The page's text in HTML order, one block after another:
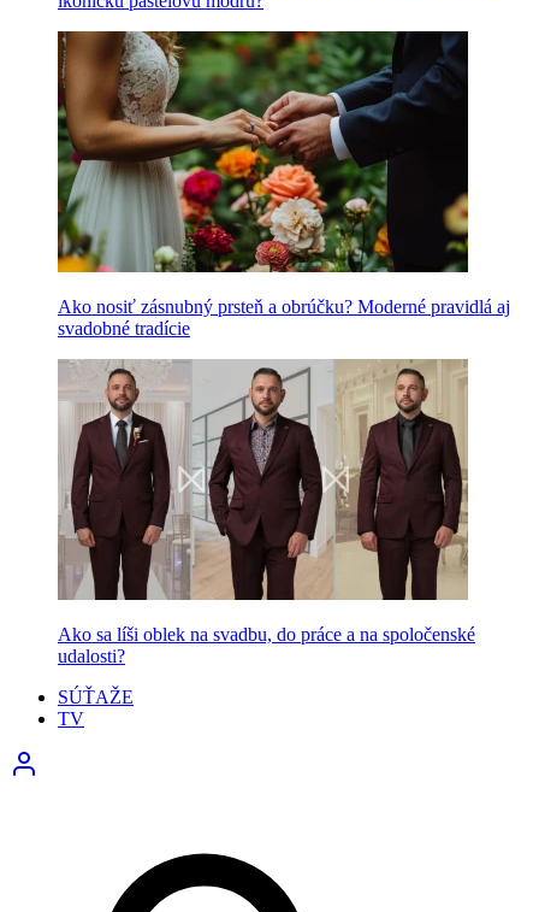
Ako nosiť zásnubný prsteň a obrúčku? Moderné pravidlá aj
svadobné tradície
Ako sa líši oblek na svadbu, do práce a na spoločenské
udalosti?
SÚŤAŽE
TV